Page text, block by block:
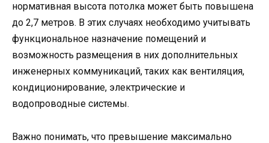
нормативная высота потолка может быть повышена
до 2,7 метров. В этих случаях необходимо учитывать
функциональное назначение помещений и
возможность размещения в них дополнительных
инженерных коммуникаций, таких как вентиляция,
кондиционирование, электрические и
водопроводные системы.
Важно понимать, что превышение максимально